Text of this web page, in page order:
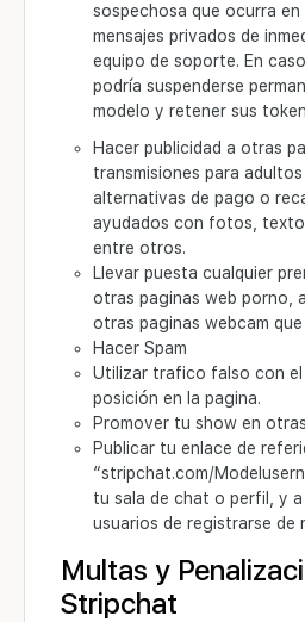
sospechosa que ocurra en
mensajes privados de
equipo de soporte. En
podría suspenderse
modelo y retener sus
Hacer publicidad a otras
transmisiones para
alternativas de pago o
ayudados con fotos,
entre otros.
Llevar puesta cualquier
otras paginas web porno,
otras paginas webcam
Hacer Spam
Utilizar trafico falso con
posición en la pagina.
Promover tu show en
Publicar tu enlace de
“stripchat.com/
tu sala de chat o perfil, y
usuarios de registrarse de
Multas y
Stripchat